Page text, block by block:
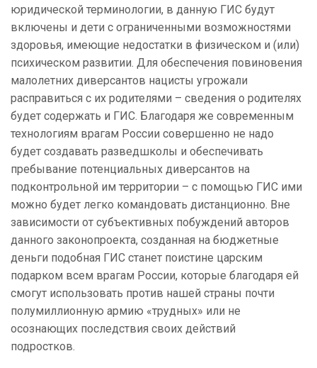
юридической терминологии, в данную ГИС будут
включены и дети с ограниченными возможностями
здоровья, имеющие недостатки в физическом и (или)
психическом развитии. Для обеспечения повиновения
малолетних диверсантов нацисты угрожали
расправиться с их родителями – сведения о родителях
будет содержать и ГИС. Благодаря же современным
технологиям врагам России совершенно не надо
будет создавать разведшколы и обеспечивать
пребывание потенциальных диверсантов на
подконтрольной им территории – с помощью ГИС ими
можно будет легко командовать дистанционно. Вне
зависимости от субъективных побуждений авторов
данного законопроекта, созданная на бюджетные
деньги подобная ГИС станет поистине царским
подарком всем врагам России, которые благодаря ей
смогут использовать против нашей страны почти
полумиллионную армию «трудных» или не
осознающих последствия своих действий
подростков.